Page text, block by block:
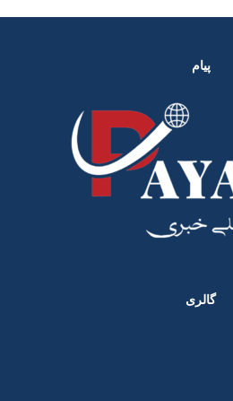
پیام
گالری